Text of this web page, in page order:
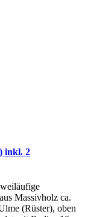
inkl. 2
Massivholz ca.
(Rüster), oben